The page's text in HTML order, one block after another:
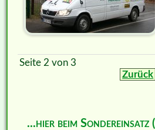
Seite 2 von 3
Zurück
...hier beim Sondereinsatz